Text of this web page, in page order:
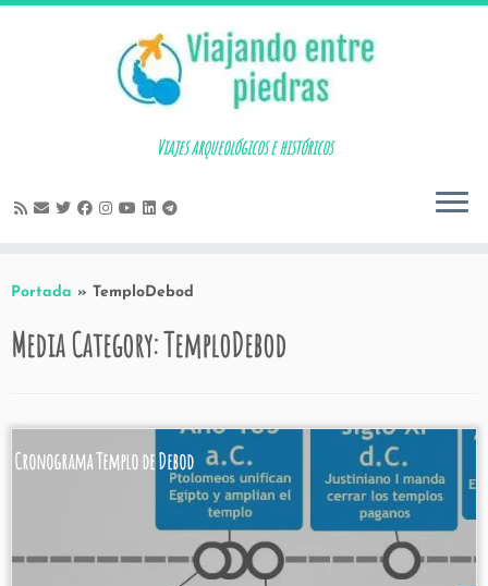
Skip
Viajes arqueológicos e históricos
Portada » TemploDebod
Media Category:TemploDebod
Cronograma Templo de Debod